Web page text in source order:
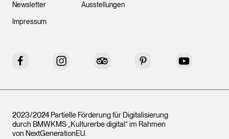
Newsletter
Impressum
Ausstellungen
Facebook Instagram Tripadvisor Pinterest YouTube
2023/2024 Partielle Förderung für Digitalisierung
durch BMWKMS „Kulturerbe digital“ im Rahmen
von NextGenerationEU.